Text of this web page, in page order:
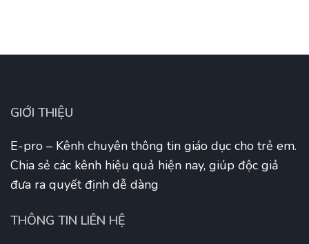
GIỚI THIỆU
E-pro – Kênh chuyên thông tin giáo dục cho trẻ em.
Chia sẻ các kênh hiệu quả hiện nay, giúp độc giả
đưa ra quyết định dễ dàng
THÔNG TIN LIÊN HỆ